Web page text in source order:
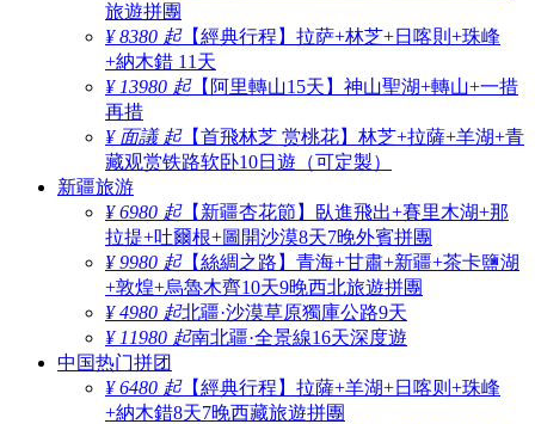
旅遊拼團
¥ 8380 起【經典行程】拉萨+林芝+日喀則+珠峰
+納木錯 11天
¥ 13980 起【阿里轉山15天】神山聖湖+轉山+一措
再措
¥ 面議 起【首飛林芝 赏桃花】林芝+拉薩+羊湖+青
藏观赏铁路软卧10日遊（可定製）
新疆旅游
¥ 6980 起【新疆杏花節】臥進飛出+賽里木湖+那
拉提+吐爾根+圖開沙漠8天7晚外賓拼團
¥ 9980 起【絲綢之路】青海+甘肅+新疆+茶卡鹽湖
+敦煌+烏魯木齊10天9晚西北旅遊拼團
¥ 4980 起北疆·沙漠草原獨庫公路9天
¥ 11980 起南北疆·全景線16天深度遊
中国热门拼团
¥ 6480 起【經典行程】拉薩+羊湖+日喀则+珠峰
+納木錯8天7晚西藏旅遊拼團